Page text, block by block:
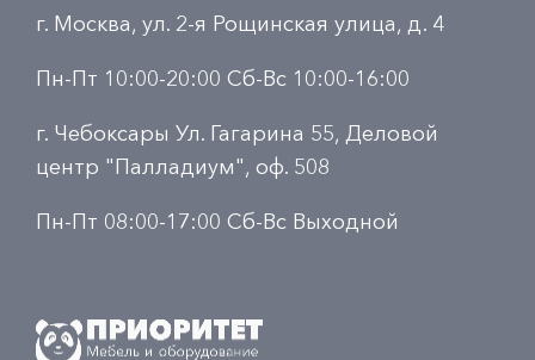
г. Москва, ул. 2-я Рощинская улица, д. 4
Пн-Пт 10:00-20:00 Сб-Вс 10:00-16:00
г. Чебоксары Ул. Гагарина 55, Деловой
центр "Палладиум", оф. 508
Пн-Пт 08:00-17:00 Сб-Вс Выходной